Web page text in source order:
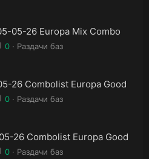
05-26 Europa Mix Combo
0
Раздачи баз
26 Combolist Europa Good
0
Раздачи баз
26 Combolist Europa Good
0
Раздачи баз